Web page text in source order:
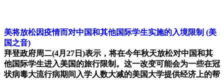
美将放松因疫情而对中国和其他国际学生实施的入境限制 (美
国之音)
拜登政府周二(4月27日)表示，将在今年秋天放松对中国和其
他国际学生进入美国的旅行限制。这一改变可能会为一些在冠
状病毒大流行病期间入学人数大减的美国大学提供经济上的帮